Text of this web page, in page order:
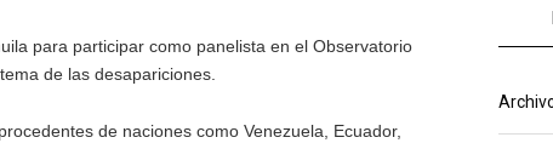
para participar como panelista en el Observatorio
de las desapariciones.
de naciones como Venezuela, Ecuador,